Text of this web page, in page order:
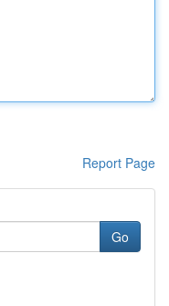
Report Page
Go